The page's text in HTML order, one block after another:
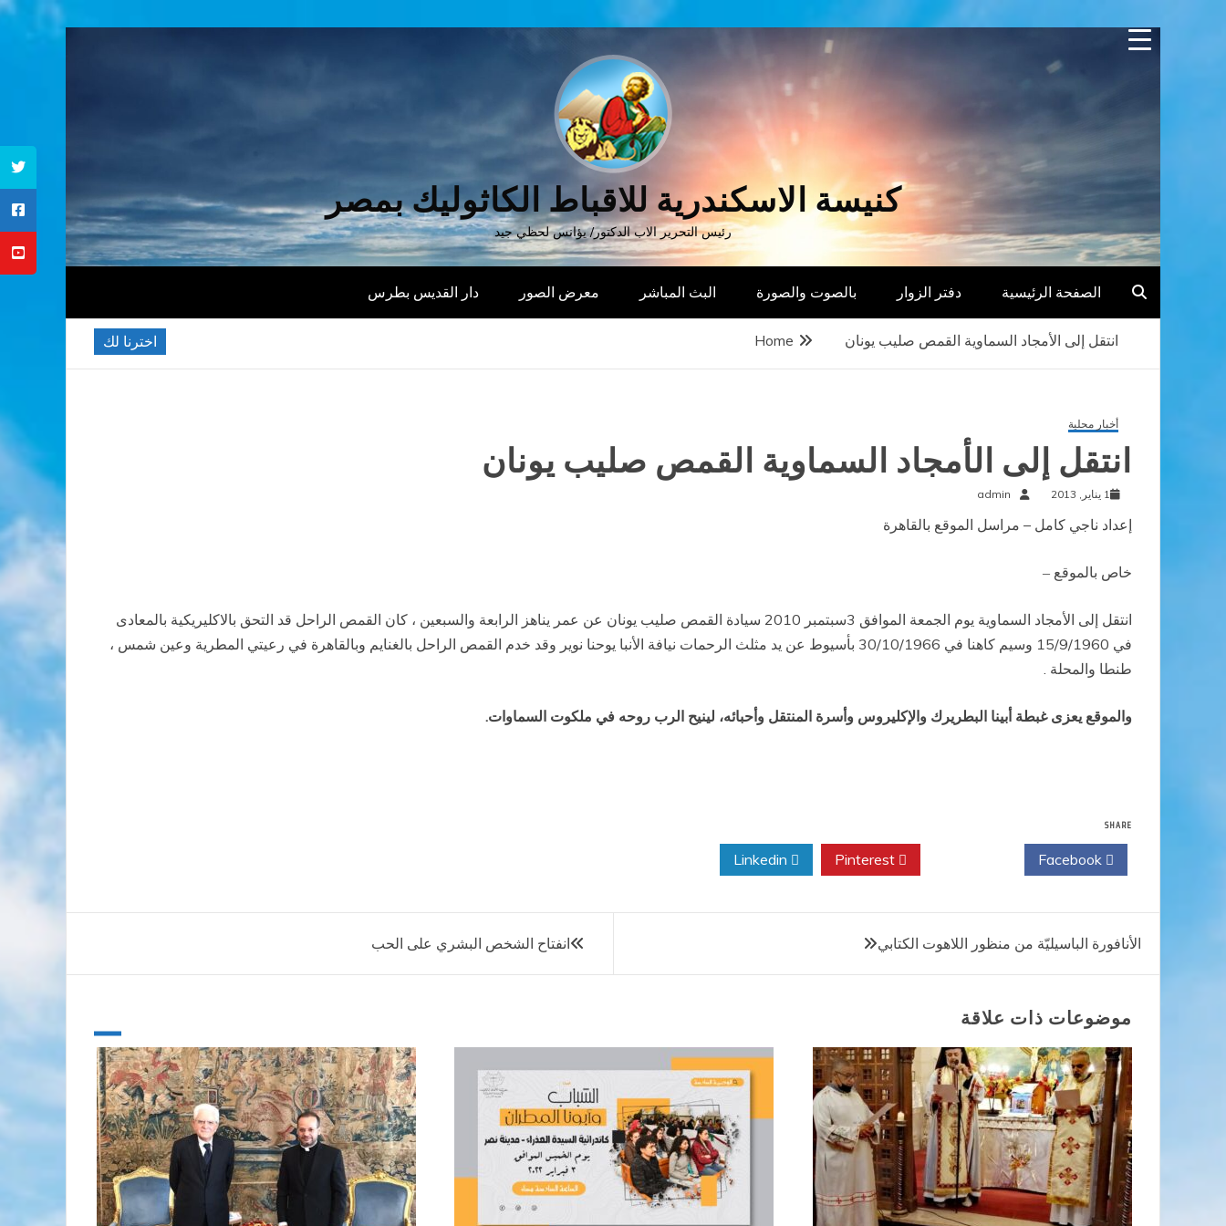
Skip
كنيسة الاسكندرية للاقباط الكاثوليك بمصر
رئيس التحرير الاب الدكتور/ يؤانس لحظي جيد
الصفحة الرئيسية دفتر الزوار بالصوت والصورة البث المباشر معرض الصور دار القديس بطرس
اخترنا لك Home انتقل إلى الأمجاد السماوية القمص صليب يونان
أخبار محلية
انتقل إلى الأمجاد السماوية القمص صليب يونان
1 يناير, 2013 admin
إعداد ناجي كامل – مراسل الموقع بالقاهرة
خاص بالموقع –
انتقل إلى الأمجاد السماوية يوم الجمعة الموافق 3سبتمبر 2010 سيادة القمص صليب يونان عن عمر يناهز الرابعة والسبعين ، كان القمص الراحل قد التحق بالاكليريكية بالمعادى
في 15/9/1960 وسيم كاهنا في 30/10/1966 بأسيوط عن يد مثلث الرحمات نيافة الأنبا يوحنا نوير وقد خدم القمص الراحل بالغنايم وبالقاهرة في رعيتي المطرية وعين شمس ،
طنطا والمحلة .
والموقع يعزى غبطة أبينا البطريرك والإكليروس وأسرة المنتقل وأحبائه، لينيح الرب روحه في ملكوت السماوات.
SHARE
تصفّح
المقالات
انفتاح الشخص البشري على الحب الأنافورة الباسيليّة من منظور اللاهوت الكتابي
موضوعات ذات علاقة